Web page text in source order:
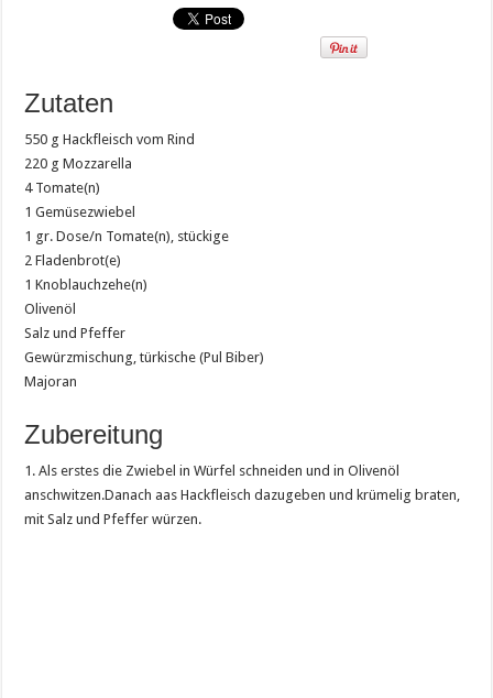
Zutaten
550 g Hackfleisch vom Rind
220 g Mozzarella
4 Tomate(n)
1 Gemüsezwiebel
1 gr. Dose/n Tomate(n), stückige
2 Fladenbrot(e)
1 Knoblauchzehe(n)
Olivenöl
Salz und Pfeffer
Gewürzmischung, türkische (Pul Biber)
Majoran
Zubereitung
1. Als erstes die Zwiebel in Würfel schneiden und in Olivenöl
anschwitzen.Danach aas Hackfleisch dazugeben und krümelig braten,
mit Salz und Pfeffer würzen.